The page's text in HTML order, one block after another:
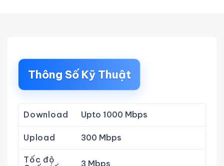
Thông Số Kỹ Thuật
Download Upto 1000 Mbps
Upload 300 Mbps
Tốc độ
3 Mbps